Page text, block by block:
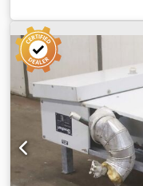
típus: elektromos
párologtató elérhető -
330 x 575 mm - Súly: